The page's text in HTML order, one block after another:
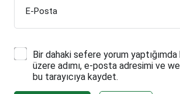
E-Posta
Bir dahaki sefere yorum yaptığımda
üzere adımı, e-posta adresimi ve
bu tarayıcıya kaydet.